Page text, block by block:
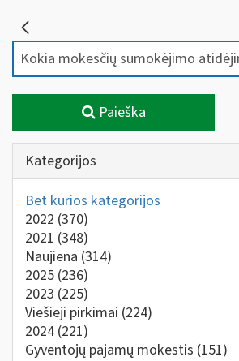
Paieška
Kategorijos
Bet kurios kategorijos
2022 (370)
2021 (348)
Naujiena (314)
2025 (236)
2023 (225)
Viešieji pirkimai (224)
2024 (221)
Gyventojų pajamų mokestis (151)